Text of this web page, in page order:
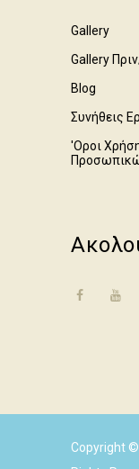
Gallery
Gallery
Blog
Συνήθεις
'Οροι
Copyright